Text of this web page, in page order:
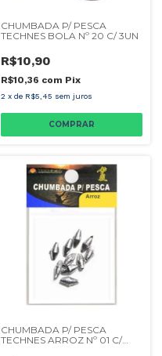
CHUMBADA P/ PESCA
TECHNES BOLA Nº 20 C/ 3UN
R$10,90
R$10,36 com Pix
2 x de R$5,45 sem juros
CHUMBADA P/ PESCA
TECHNES ARROZ Nº 01 C/